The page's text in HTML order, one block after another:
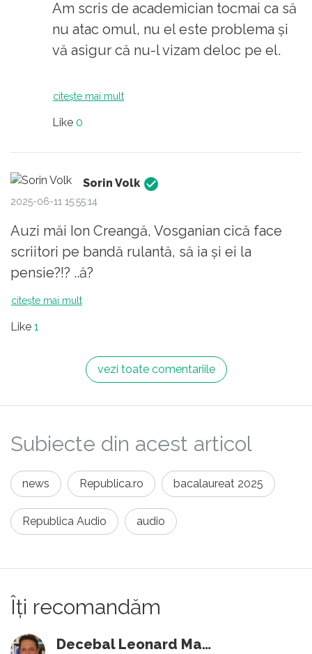
.Eminescu , un prieten bun..
In cele din urma ca sa inchei . eu ma
inchin in fata dl-ui Creanga, dupa
Sa speram ca si dupa dumneavoastra
..
râdeți acum...
Am scris de academician tocmai ca să
nu atac omul, nu el este problema și
vă asigur că nu-l vizam deloc pe el.
Problema ar trebui să fie că el a ajuns
Vă închinați și în fața rușilor?
citește mai mult
Like 0
Sorin Volk
2025-06-11 15:55:14
Auzi măi Ion Creangă, Vosganian cică face
scriitori pe bandă rulantă, să ia și ei la
pensie?!? ..ă?
citește mai mult
Like 1
vezi toate comentariile
Subiecte din acest articol
news Republica.ro bacalaureat 2025
Republica Audio audio
Îți recomandăm
Decebal Leonard Marin